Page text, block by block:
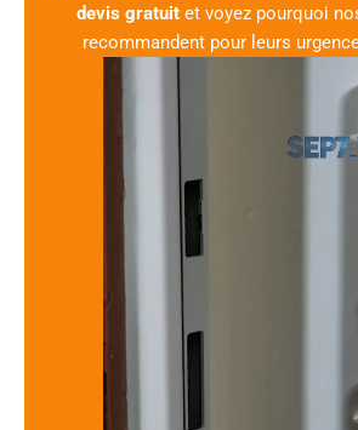
devis gratuitet voyez pourquoi
recommandent pour leurs